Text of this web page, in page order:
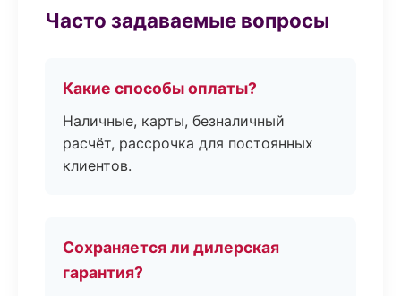
Часто задаваемые вопросы
Какие способы оплаты?
Наличные, карты, безналичный
расчёт, рассрочка для постоянных
клиентов.
Сохраняется ли дилерская
гарантия?